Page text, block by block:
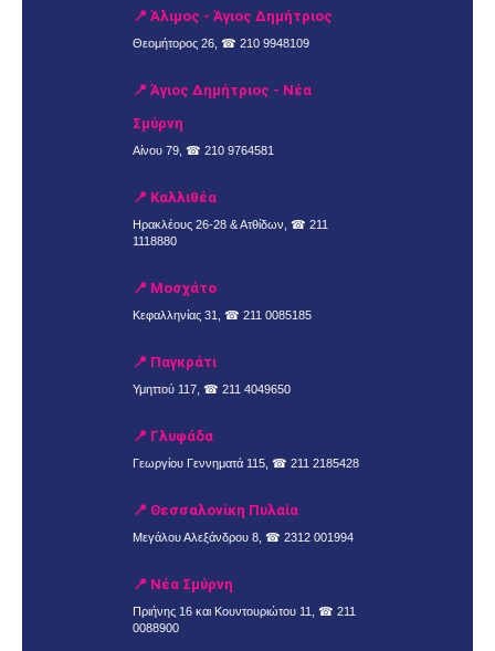
📍 Άλιμος - Άγιος Δημήτριος
Θεομήτορος 26, ☎ 210 9948109
📍 Άγιος Δημήτριος - Νέα
Σμύρνη
Αίνου 79, ☎ 210 9764581
📍 Καλλιθέα
Ηρακλέους 26-28 & Ατθίδων, ☎ 211
1118880
📍 Μοσχάτο
Κεφαλληνίας 31, ☎ 211 0085185
📍 Παγκράτι
Υμηττού 117, ☎ 211 4049650
📍 Γλυφάδα
Γεωργίου Γεννηματά 115, ☎ 211 2185428
📍 Θεσσαλονίκη Πυλαία
Μεγάλου Αλεξάνδρου 8, ☎ 2312 001994
📍 Νέα Σμύρνη
Πριήνης 16 και Κουντουριώτου 11, ☎ 211
0088900